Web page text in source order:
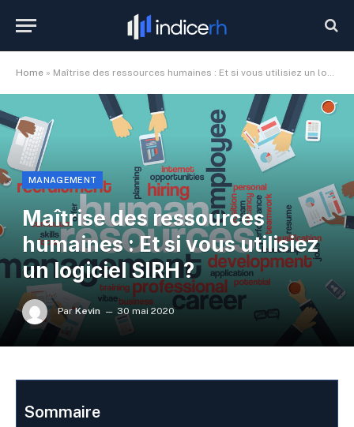
Home » Maîtrise des ressources humaines : Et si vous utilisiez un logiciel SIRH ?
MANAGEMENT
Maîtrise des ressources
humaines : Et si vous utilisiez
un logiciel SIRH ?
Par Kevin 30 mai 2020
Sommaire